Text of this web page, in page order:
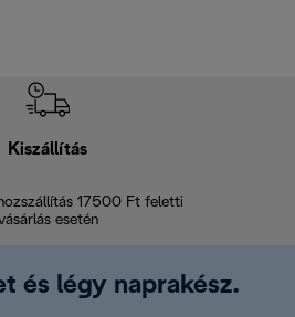
Kiszállítás
17500 Ft feletti
esetén
és légy naprakész.